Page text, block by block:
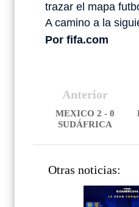
trazar el mapa
A camino a la
Por fifa.com
Anterior
MEXICO 2 - 0
SUDÁFRICA
Otras noticias: